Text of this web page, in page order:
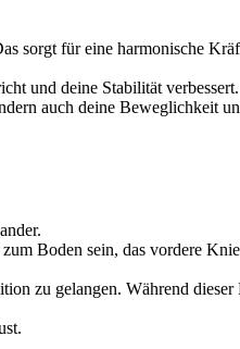
sorgt für eine harmonische
und deine Stabilität verbessert.
auch deine Beweglichkeit
Boden sein, das vordere
zu gelangen. Während